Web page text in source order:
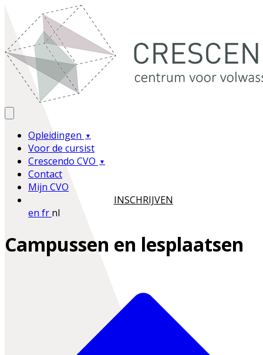
Opleidingen
Voor de cursist
Crescendo CVO
Contact
Mijn CVO
INSCHRIJVEN
en fr nl
Campussen en lesplaatsen